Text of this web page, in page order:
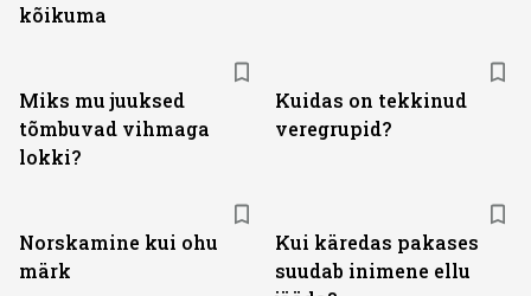
kõikuma
Miks mu juuksed
tõmbuvad vihmaga
lokki?
Kuidas on tekkinud
veregrupid?
Norskamine kui ohu
märk
Kui käredas pakases
suudab inimene ellu